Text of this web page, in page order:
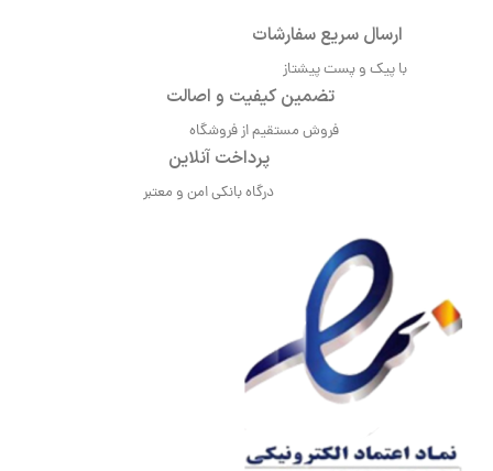
ارسال سریع سفارشات
با پیک و پست پیشتاز
تضمین کیفیت و اصالت
فروش مستقیم از فروشگاه
پرداخت آنلاین
درگاه بانکی امن و معتبر